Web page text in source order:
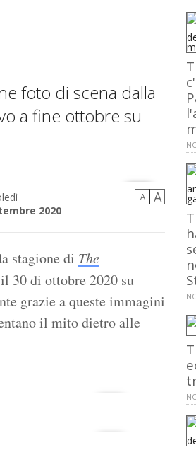
foto di scena dalla
a fine ottobre su
2020
A A
stagione di The
30 di ottobre 2020 su
grazie a queste immagini
il mito dietro alle